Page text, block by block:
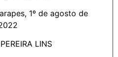
1º de agosto de
LINS